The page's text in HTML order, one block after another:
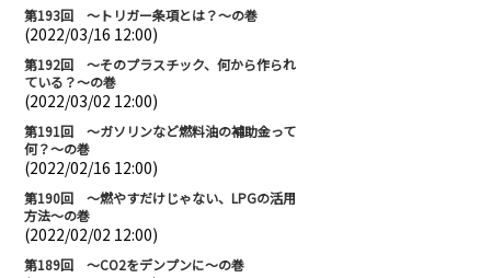
第193回 ～トリガー条項とは？～の巻
(2022/03/16 12:00)
第192回 ～そのプラスチック、何から作られ
ている？～の巻
(2022/03/02 12:00)
第191回 ～ガソリンなど燃料油の補助金って
何？～の巻
(2022/02/16 12:00)
第190回 ～燃やすだけじゃない、LPGの活用
方法～の巻
(2022/02/02 12:00)
第189回 ～CO2をデンプンに～の巻